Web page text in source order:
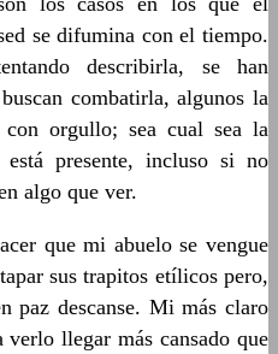
se difumina con el tiempo.
describirla, se han
combatirla, algunos la
orgullo; sea cual sea la
presente, incluso si no
algo que ver.
que mi abuelo se vengue
sus trapitos etílicos pero,
paz descanse. Mi más claro
verlo llegar más cansado que